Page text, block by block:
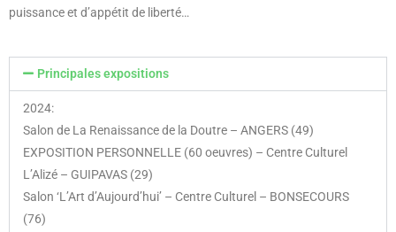
puissance et d’appétit de liberté…
Principales expositions
2024:
Salon de La Renaissance de la Doutre – ANGERS (49)
EXPOSITION PERSONNELLE (60 oeuvres) – Centre Culturel
L’Alizé – GUIPAVAS (29)
Salon ‘L’Art d’Aujourd’hui’ – Centre Culturel – BONSECOURS
(76)